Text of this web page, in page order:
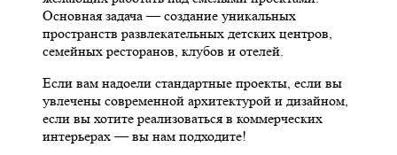
Основная задача — создание уникальных
пространств развлекательных детских центров,
семейных ресторанов, клубов и отелей.
Если вам надоели стандартные проекты, если вы
увлечены современной архитектурой и дизайном,
если вы хотите реализоваться в коммерческих
интерьерах — вы нам подходите!